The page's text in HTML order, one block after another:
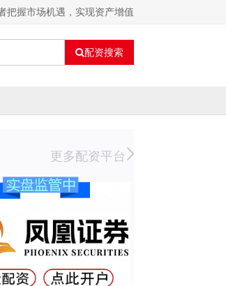
把握市场机遇，实现资产增值
配资搜索
更多配资平台